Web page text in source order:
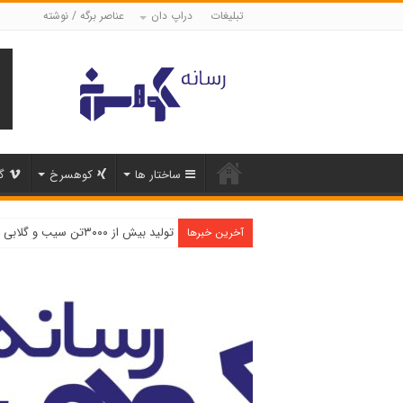
تبلیغات دراپ دان عناصر برگه / نوشته
ساختار ها کوهسرخ
آخرین خبرها تولید بیش از ۳۰۰۰تن سیب و گلابی در شهرستان کوهسرخ
اشتغال پایدار با توسعه کشت